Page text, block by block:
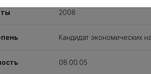
2008
Кандидат экономических
08.00.05